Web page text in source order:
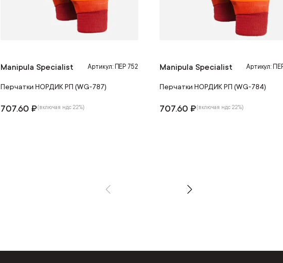
Manipula Specialist Артикул: ПЕР 752
Перчатки НОРДИК РП (WG-787)
707.60 ₽(включая ндс 22%)
Manipula Specialist Артикул:
Перчатки НОРДИК РП (WG-784)
707.60 ₽(включая ндс 22%)